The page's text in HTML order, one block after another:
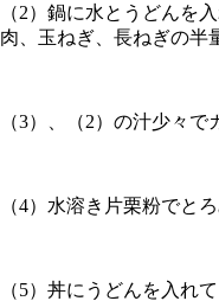
（2）鍋に水とうどんを
肉、玉ねぎ、長ねぎの半
（3）、（2）の汁少々で
（4）水溶き片栗粉でと
（5）丼にうどんを入れ